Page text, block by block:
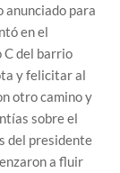
anunciado para
en el
C del barrio
y felicitar al
otro camino y
sobre el
del presidente
a fluir